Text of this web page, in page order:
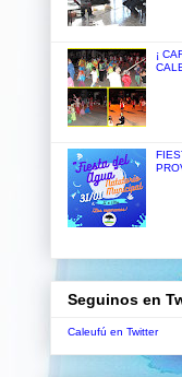
¡
Seguinos en
Caleufú en Twitter